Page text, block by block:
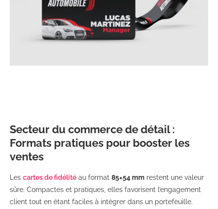
Secteur du commerce de détail :
Formats pratiques pour booster les
ventes
Les cartes de fidélité au format 85×54 mm restent une valeur
sûre. Compactes et pratiques, elles favorisent l’engagement
client tout en étant faciles à intégrer dans un portefeuille.